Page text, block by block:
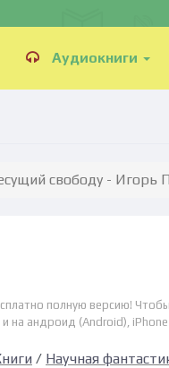
Аудиокниги
свободу - Игорь
полную версию!
на андроид (Android),
/ Научная